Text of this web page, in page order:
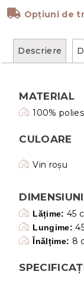
Opțiuni de
Descriere
MATERIAL
100%
CULOARE
Vin roșu
DIMENSIUNI
Lățime: 45
Lungime:
Înălțime: 8